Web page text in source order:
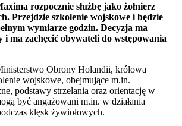
rozpocznie służbę jako żołnierz
Przejdzie szkolenie wojskowe i będzie
wymiarze godzin. Decyzja ma
ma zachęcić obywateli do wstępowania
Obrony Holandii, królowa
wojskowe, obejmujące m.in.
podstawy strzelania oraz orientację w
być angażowani m.in. w działania
klęsk żywiołowych.